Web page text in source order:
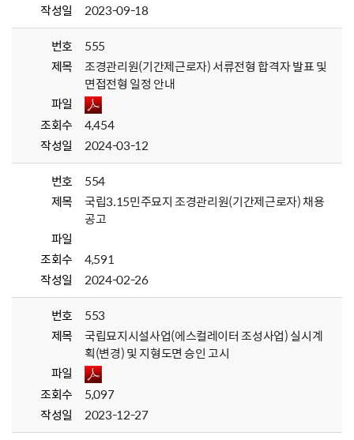
작성일
2023-09-18
번호
555
제목
조경관리원(기간제근로자) 서류전형 합격자 발표 및
면접전형 일정 안내
파일
조회수
4,454
작성일
2024-03-12
번호
554
제목
국립3.15민주묘지 조경관리원(기간제근로자) 채용
공고
파일
조회수
4,591
작성일
2024-02-26
번호
553
제목
국립묘지시설사업(에스컬레이터 조성사업) 실시계
획(변경) 및 지형도면 승인 고시
파일
조회수
5,097
작성일
2023-12-27